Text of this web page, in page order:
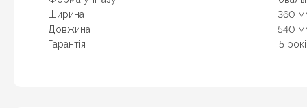
Ширина
360
Довжина
540
Гарантія
5